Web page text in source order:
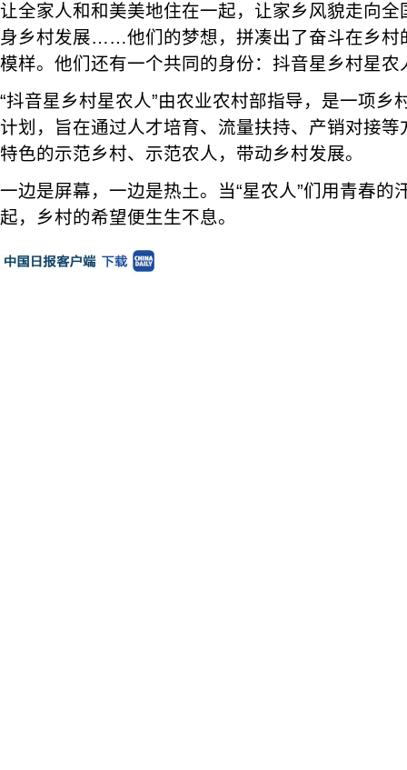
让全家人和和美美地住在一起，让家乡风貌走向
身乡村发展……他们的梦想，拼凑出了奋斗在乡村
模样。他们还有一个共同的身份：抖音星乡村星农
“抖音星乡村星农人”由农业农村部指导，是一项乡
计划，旨在通过人才培育、流量扶持、产销对接
特色的示范乡村、示范农人，带动乡村发展。
一边是屏幕，一边是热土。当“星农人”们用青春的
起，乡村的希望便生生不息。